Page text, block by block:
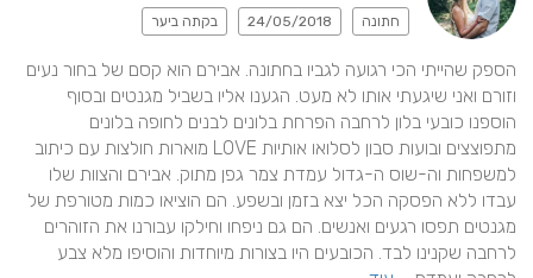
חתונה 24/05/2018 בקתה ביער